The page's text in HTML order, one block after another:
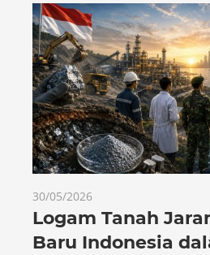
30/05/2026
Logam Tanah
Baru Indonesia